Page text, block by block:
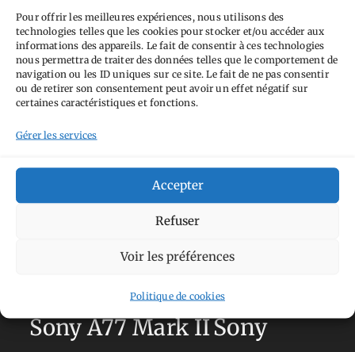
Pour offrir les meilleures expériences, nous utilisons des
technologies telles que les cookies pour stocker et/ou accéder aux
informations des appareils. Le fait de consentir à ces technologies
nous permettra de traiter des données telles que le comportement de
navigation ou les ID uniques sur ce site. Le fait de ne pas consentir
ou de retirer son consentement peut avoir un effet négatif sur
certaines caractéristiques et fonctions.
Gérer les services
Accepter
Refuser
Voir les préférences
Politique de cookies
Tags
AilleursAimez-vous bordelAllemagne Andorre
Anti tourismeBarBelgique
perchéCircuit
Academy Hauts-de-France Hébergement JaponJournées
La Défense
Olympus OM-D E-M5
ParisPays-BasPays Basque
Sans adresseSavoie
Sony A77 Mark IISony